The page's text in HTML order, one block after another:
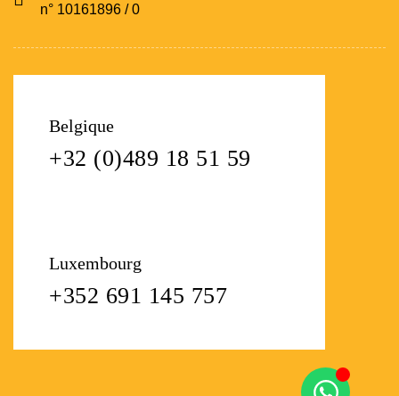
n° 10161896 / 0
Belgique
+32 (0)489 18 51 59
Luxembourg
+352 691 145 757